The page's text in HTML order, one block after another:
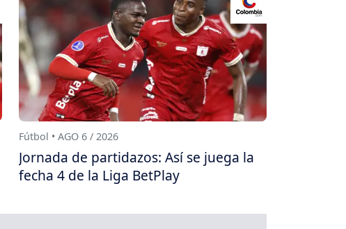
Fútbol • AGO 6 / 2026
Jornada de partidazos: Así se juega la
fecha 4 de la Liga BetPlay